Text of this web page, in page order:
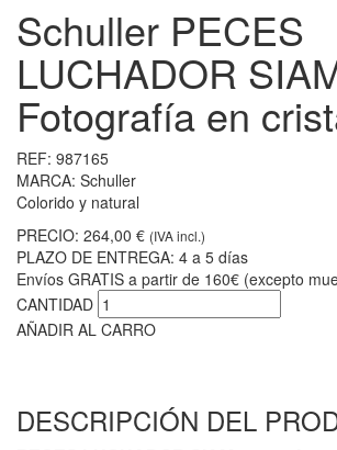
Schuller PECES
LUCHADOR
Fotografía en
REF: 987165
MARCA: Schuller
Colorido y natural
PRECIO: 264,00 € (IVA incl.)
PLAZO DE ENTREGA: 4 a 5 días
Envíos GRATIS a partir de 160€ (excepto
CANTIDAD
AÑADIR AL CARRO
DESCRIPCIÓN DEL